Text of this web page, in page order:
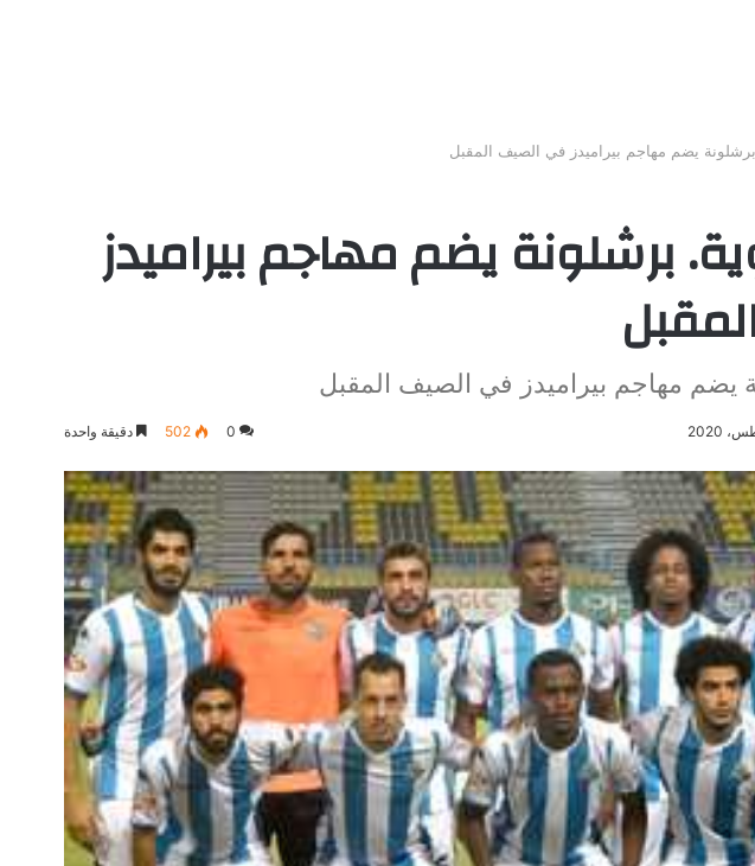
يضم مهاجم بيراميدز في الصيف المقبل
برشلونة يضم مهاجم بيراميدز
يضم مهاجم بيراميدز في الصيف المقبل
0
502 دقيقة واحدة